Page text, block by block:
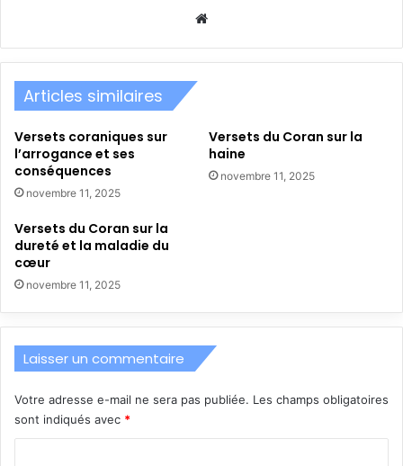
Articles similaires
Versets coraniques sur
l’arrogance et ses
conséquences
novembre 11, 2025
Versets du Coran sur la
haine
novembre 11, 2025
Versets du Coran sur la
dureté et la maladie du
cœur
novembre 11, 2025
Laisser un commentaire
Votre adresse e-mail ne sera pas publiée. Les champs obligatoires
sont indiqués avec *